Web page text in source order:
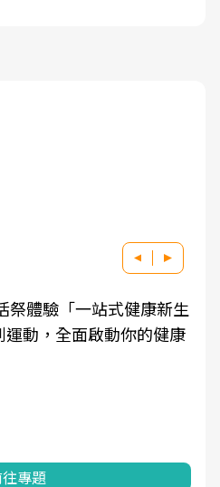
祭體驗「一站式健康新生
動，全面啟動你的健康
專題